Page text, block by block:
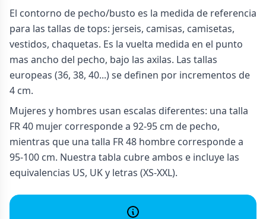
El contorno de pecho/busto es la medida de referencia
para las tallas de tops: jerseis, camisas, camisetas,
vestidos, chaquetas. Es la vuelta medida en el punto
mas ancho del pecho, bajo las axilas. Las tallas
europeas (36, 38, 40...) se definen por incrementos de
4 cm.
Mujeres y hombres usan escalas diferentes: una talla
FR 40 mujer corresponde a 92-95 cm de pecho,
mientras que una talla FR 48 hombre corresponde a
95-100 cm. Nuestra tabla cubre ambos e incluye las
equivalencias US, UK y letras (XS-XXL).